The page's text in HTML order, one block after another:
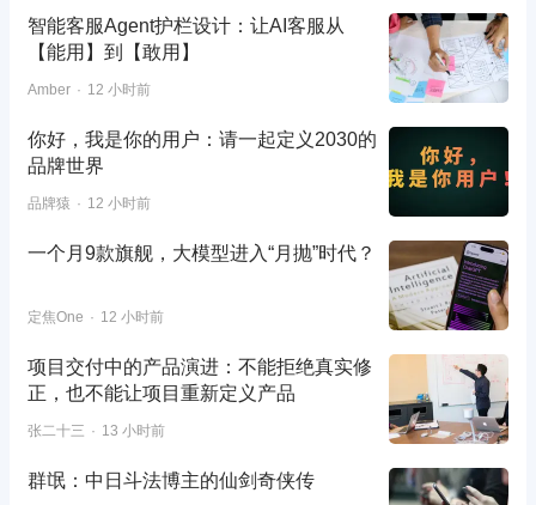
智能客服Agent护栏设计：让AI客服从
【能用】到【敢用】
Amber 12 小时前
你好，我是你的用户：请一起定义2030的
品牌世界
品牌猿 12 小时前
一个月9款旗舰，大模型进入“月抛”时代？
定焦One 12 小时前
项目交付中的产品演进：不能拒绝真实修
正，也不能让项目重新定义产品
张二十三 13 小时前
群氓：中日斗法博主的仙剑奇侠传